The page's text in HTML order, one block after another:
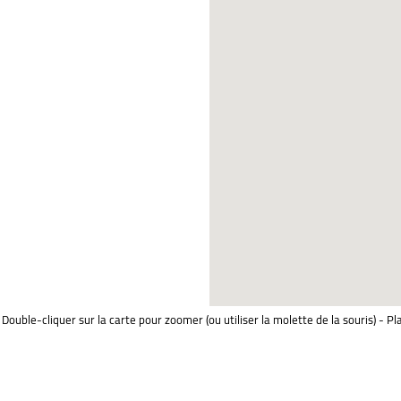
Double-cliquer sur la carte pour zoomer (ou utiliser la molette de la souris) -